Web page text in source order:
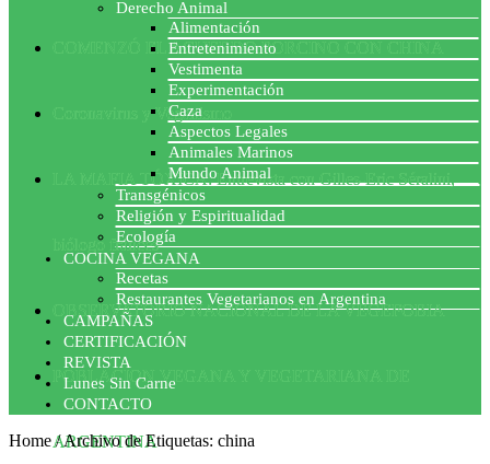
COMENZÓ EL ACUERDO PORCINO CON CHINA
Coronavirus y Veganismo
LA MAFIA TÓXICA: Entrevista con Gilles-Eric Séralini,
biólogo francés
OBSERVATORIO NACIONAL DE LA VEGEFOBIA
POBLACION VEGANA Y VEGETARIANA DE
ARGENTINA
Derecho Animal
Alimentación
Entretenimiento
Vestimenta
Experimentación
Caza
Aspectos Legales
Animales Marinos
Mundo Animal
Transgénicos
Religión y Espiritualidad
Ecología
COCINA VEGANA
Recetas
Restaurantes Vegetarianos en Argentina
CAMPAÑAS
CERTIFICACIÓN
REVISTA
Lunes Sin Carne
CONTACTO
Home/Archivo de Etiquetas: china